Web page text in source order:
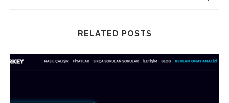
RELATED POSTS